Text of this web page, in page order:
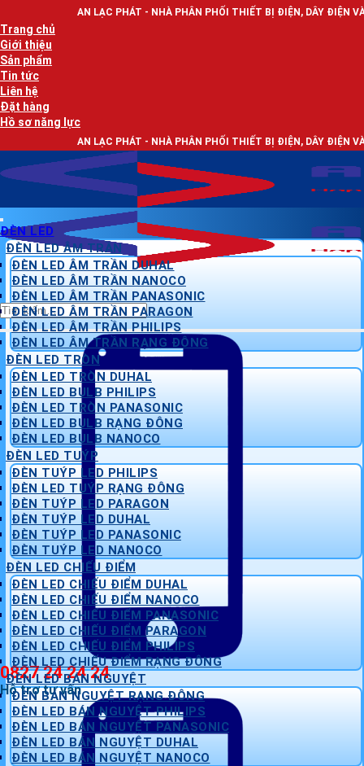
qua
nội
dung
LẠC PHÁT - NHÀ PHÂN PHỐI THIẾT BỊ ĐIỆN, DÂY ĐIỆN VÀ ĐÈN LED CHIẾU
Trang chủ
Giới thiệu
Sản phẩm
Tin tức
Liên hệ
Đặt hàng
Hồ sơ năng lực
LẠC PHÁT - NHÀ PHÂN PHỐI THIẾT BỊ ĐIỆN, DÂY ĐIỆN VÀ ĐÈN LED CHIẾU
Tìm
kiếm:
0827 24 24 24
Hỗ trợ tư vấn
ĐÈN LED
ĐÈN LED ÂM TRẦN
ĐÈN LED ÂM TRẦN DUHAL
ĐÈN LED ÂM TRẦN NANOCO
ĐÈN LED ÂM TRẦN PANASONIC
ĐÈN LED ÂM TRẦN PARAGON
ĐÈN LED ÂM TRẦN PHILIPS
ĐÈN LED ÂM TRẦN RẠNG ĐÔNG
ĐÈN LED TRÒN
ĐÈN LED TRÒN DUHAL
ĐÈN LED BULB PHILIPS
ĐÈN LED TRÒN PANASONIC
ĐÈN LED BULB RẠNG ĐÔNG
ĐÈN LED BULB NANOCO
ĐÈN LED TUÝP
ĐÈN TUÝP LED PHILIPS
ĐÈN LED TUÝP RẠNG ĐÔNG
ĐÈN TUÝP LED PARAGON
ĐÈN TUÝP LED DUHAL
ĐÈN TUÝP LED PANASONIC
ĐÈN TUÝP LED NANOCO
ĐÈN LED CHIẾU ĐIỂM
ĐÈN LED CHIẾU ĐIỂM DUHAL
ĐÈN LED CHIẾU ĐIỂM NANOCO
ĐÈN LED CHIẾU ĐIỂM PANASONIC
ĐÈN LED CHIẾU ĐIỂM PARAGON
ĐÈN LED CHIẾU ĐIỂM PHILIPS
ĐÈN LED CHIẾU ĐIỂM RẠNG ĐÔNG
ĐÈN LED BÁN NGUYỆT
ĐÈN BÁN NGUYỆT RẠNG ĐÔNG
ĐÈN LED BÁN NGUYỆT PHILIPS
ĐÈN LED BÁN NGUYỆT PANASONIC
ĐÈN LED BÁN NGUYỆT DUHAL
ĐÈN LED BÁN NGUYỆT NANOCO